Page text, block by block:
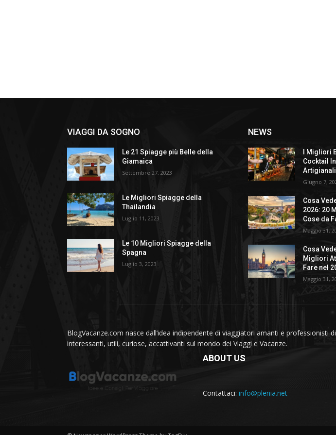
VIAGGI DA SOGNO
Le 21 Spiagge più Belle della
Giamaica
Settembre 27, 2023
Le Migliori Spiagge della
Thailandia
Luglio 11, 2023
Le 10 Migliori Spiagge della
Spagna
Luglio 3, 2023
NEWS
I Migliori
Cocktail
Giugno 7,
Cosa
2026: 20
Cose da
Maggio 31,
Cosa
Migliori
Fare nel
Maggio 31,
BlogVacanze.com nasce dall’idea indipendente di viaggiatori amanti e
interessanti, utili, curiose, accattivanti sul mondo dei Viaggi e Vacanze.
ABOUT US
Contattaci: info@plenia.net